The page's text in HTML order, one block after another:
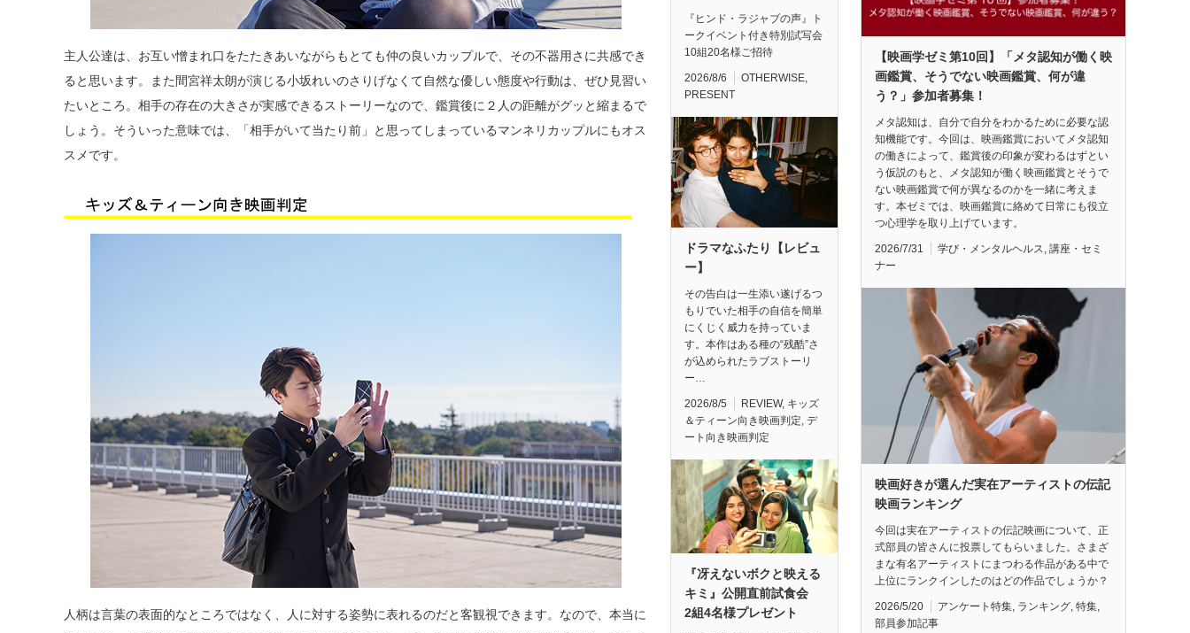
主人公達は、お互い憎まれ口をたたきあいながらもとても仲の良いカップルで、その不器用さに共感でき
ると思います。また間宮祥太朗が演じる小坂れいのさりげなくて自然な優しい態度や行動は、ぜひ見習い
たいところ。相手の存在の大きさが実感できるストーリーなので、鑑賞後に２人の距離がグッと縮まるで
しょう。そういった意味では、「相手がいて当たり前」と思ってしまっているマンネリカップルにもオス
スメです。
人柄は言葉の表面的なところではなく、人に対する姿勢に表れるのだと客観視できます。なので、本当に
『ヒンド・ラジャブの声』ト
ークイベント付き特別試写会
10組20名様ご招待
2026/8/6 OTHERWISE
PRESENT
ドラマなふたり【レビュ
ー】
その告白は一生添い遂げるつ
もりでいた相手の自信を簡単
にくじく威力を持っていま
す。本作はある種の“残酷”さ
が込められたラブストーリ
ー…
2026/8/5 REVIEW, キッズ
＆ティーン向き映画判定, デ
ート向き映画判定
『冴えないボクと映える
キミ』公開直前試食会
2組4名様プレゼント
【映画学ゼミ第10回】「メタ認知が働く映
画鑑賞、そうでない映画鑑賞、何が違
う？」参加者募集！
メタ認知は、自分で自分をわかるために必要な認
知機能です。今回は、映画鑑賞においてメタ認知
の働きによって、鑑賞後の印象が変わるはずとい
う仮説のもと、メタ認知が働く映画鑑賞とそうで
ない映画鑑賞で何が異なるのかを一緒に考えま
す。本ゼミでは、映画鑑賞に絡めて日常にも役立
つ心理学を取り上げています。
2026/7/31 学び・メンタルヘルス, 講座・セミ
ナー
映画好きが選んだ実在アーティストの伝記
映画ランキング
今回は実在アーティストの伝記映画について、正
式部員の皆さんに投票してもらいました。さまざ
まな有名アーティストにまつわる作品がある中で
上位にランクインしたのはどの作品でしょうか？
2026/5/20 アンケート特集, ランキング, 特集,
部員参加記事